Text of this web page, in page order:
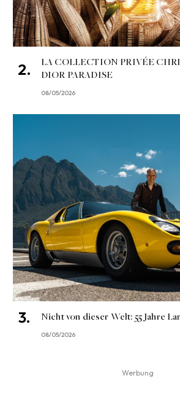
LA COLLECTION PRIVÉE
DIOR PARADISE
08/05/2026
Nicht von dieser Welt: 55 Jahre
08/05/2026
Werbung